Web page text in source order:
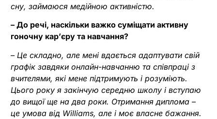
сну, займаюся медійною активністю.
– До речі, наскільки важко суміщати активну
гоночну кар’єру та навчання?
– Це складно, але мені вдається адаптувати свій
графік завдяки онлайн-навчанню та співпраці з
вчителями, які мене підтримують і розуміють.
Цього року я закінчую середню школу і вступаю
до вищої ще на два роки. Отримання диплома –
це умова від Williams, але і моє власне бажання.